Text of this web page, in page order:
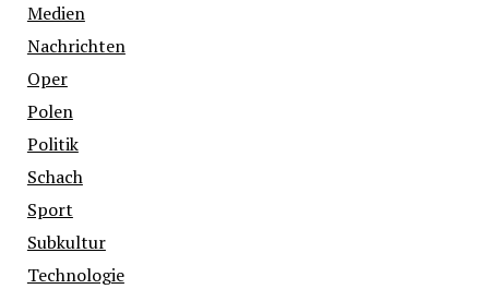
Medien
Nachrichten
Oper
Polen
Politik
Schach
Sport
Subkultur
Technologie